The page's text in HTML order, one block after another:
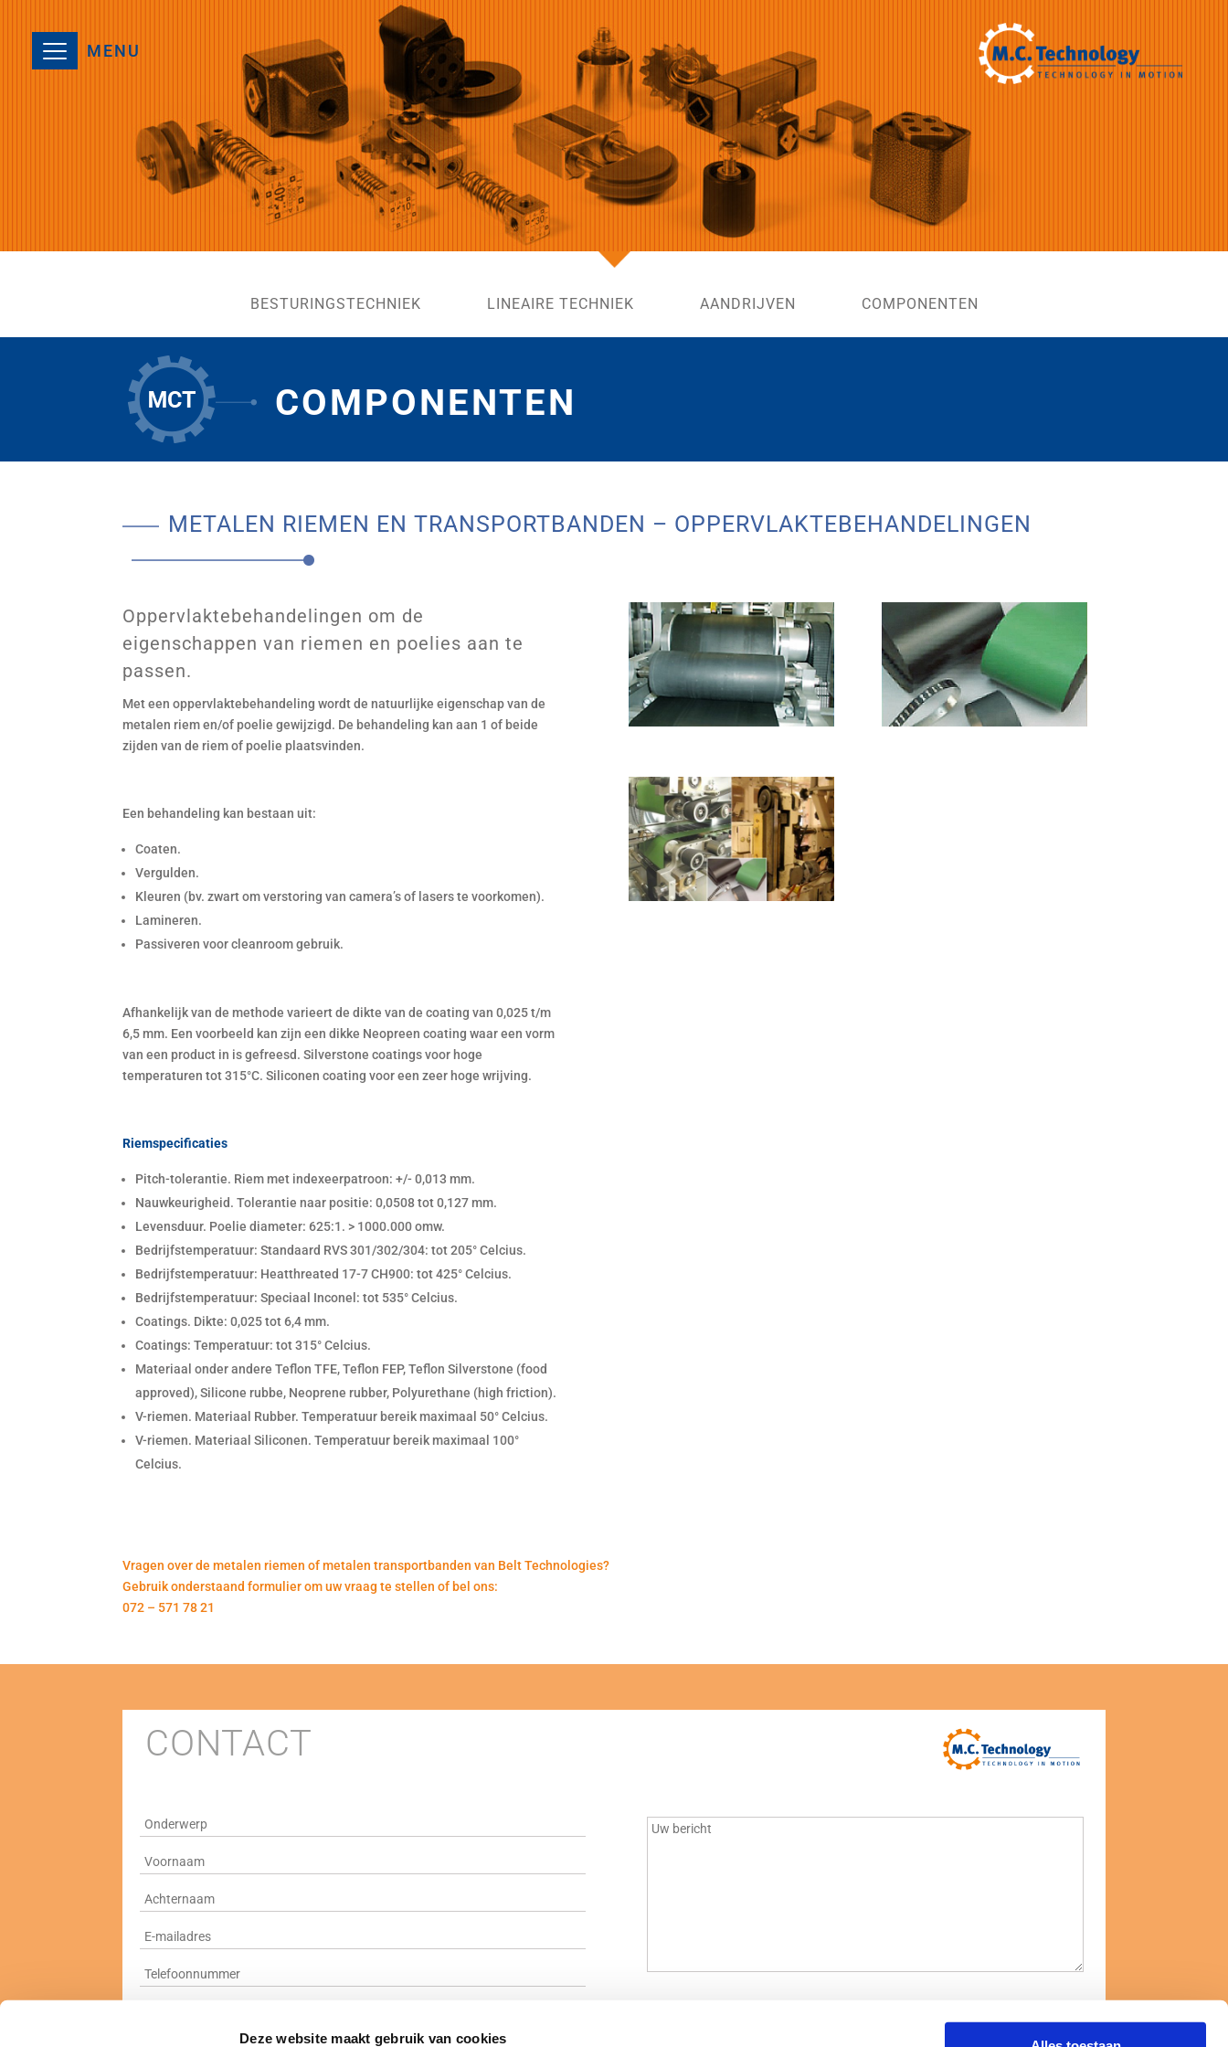
Deze website maakt gebruik van cookies
MENU
BESTURINGSTECHNIEK LINEAIRE TECHNIEK AANDRIJVEN COMPONENTEN
COMPONENTEN
METALEN RIEMEN EN TRANSPORTBANDEN – OPPERVLAKTEBEHANDELINGEN
Oppervlaktebehandelingen om de
eigenschappen van riemen en poelies aan te
passen.
Met een oppervlaktebehandeling wordt de natuurlijke eigenschap van de
metalen riem en/of poelie gewijzigd. De behandeling kan aan 1 of beide
zijden van de riem of poelie plaatsvinden.
Een behandeling kan bestaan uit:
Coaten.
Vergulden.
Kleuren (bv. zwart om verstoring van camera’s of lasers te voorkomen).
Lamineren.
Passiveren voor cleanroom gebruik.
Afhankelijk van de methode varieert de dikte van de coating van 0,025 t/m
6,5 mm. Een voorbeeld kan zijn een dikke Neopreen coating waar een vorm
van een product in is gefreesd. Silverstone coatings voor hoge
temperaturen tot 315°C. Siliconen coating voor een zeer hoge wrijving.
Riemspecificaties
Pitch-tolerantie. Riem met indexeerpatroon: +/- 0,013 mm.
Nauwkeurigheid. Tolerantie naar positie: 0,0508 tot 0,127 mm.
Levensduur. Poelie diameter: 625:1. > 1000.000 omw.
Bedrijfstemperatuur: Standaard RVS 301/302/304: tot 205° Celcius.
Bedrijfstemperatuur: Heatthreated 17-7 CH900: tot 425° Celcius.
Bedrijfstemperatuur: Speciaal Inconel: tot 535° Celcius.
Coatings. Dikte: 0,025 tot 6,4 mm.
Coatings: Temperatuur: tot 315° Celcius.
Materiaal onder andere Teflon TFE, Teflon FEP, Teflon Silverstone (food
approved), Silicone rubbe, Neoprene rubber, Polyurethane (high friction).
V-riemen. Materiaal Rubber. Temperatuur bereik maximaal 50° Celcius.
V-riemen. Materiaal Siliconen. Temperatuur bereik maximaal 100°
Celcius.
Vragen over de metalen riemen ofmetalen transportbanden van Belt Technologies?
Gebruik onderstaand formulier om uw vraag te stellen of bel ons:
072 – 571 78 21
CONTACT